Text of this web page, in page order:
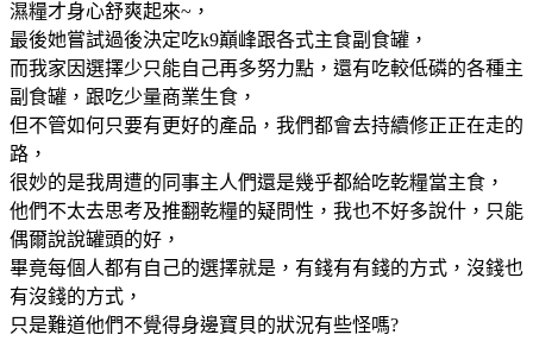
濕糧才身心舒爽起來~，
最後她嘗試過後決定吃k9巔峰跟各式主食副食罐，
而我家因選擇少只能自己再多努力點，還有吃較低磷的各種主
副食罐，跟吃少量商業生食，
但不管如何只要有更好的產品，我們都會去持續修正正在走的
路，
很妙的是我周遭的同事主人們還是幾乎都給吃乾糧當主食，
他們不太去思考及推翻乾糧的疑問性，我也不好多說什，只能
偶爾說說罐頭的好，
畢竟每個人都有自己的選擇就是，有錢有有錢的方式，沒錢也
有沒錢的方式，
只是難道他們不覺得身邊寶貝的狀況有些怪嗎?